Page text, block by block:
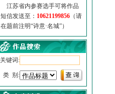
江苏省内参赛选手可将作品
短信发送至： 10621199856 （请
在题前注明“诗意·名城”）
关键词:
类 别: